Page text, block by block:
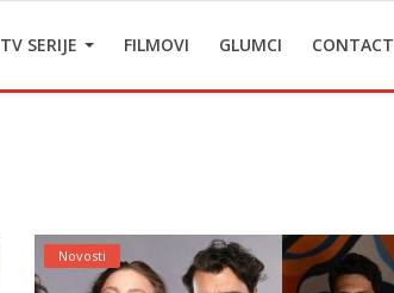
TV SERIJE FILMOVI GLUMCI CONTACT
Novosti